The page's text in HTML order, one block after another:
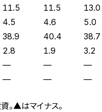
11.5 11.5 13.0
4.5 4.6 5.0
38.9 40.4 38.7
2.8 1.9 3.2
— — —
— — —
。▲はマイナス。